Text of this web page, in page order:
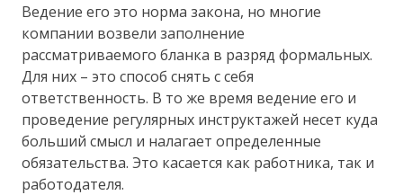
Ведение его это норма закона, но многие
компании возвели заполнение
рассматриваемого бланка в разряд формальных.
Для них – это способ снять с себя
ответственность. В то же время ведение его и
проведение регулярных инструктажей несет куда
больший смысл и налагает определенные
обязательства. Это касается как работника, так и
работодателя.